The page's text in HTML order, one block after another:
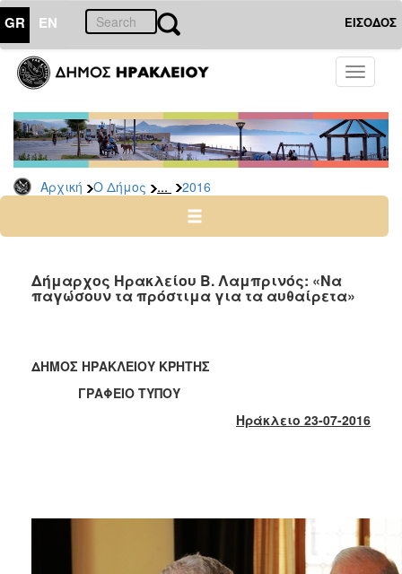
GR EN ΕΙΣΟΔΟΣ
Toggle
Αρχική Ο Δήμος ... 2016
ΔΗΜΟΣ
Δελτία
Τύπου
Αρχείο
2026
2024
2022
2019
2018
Δήμαρχος Ηρακλείου Β. Λαμπρινός: «Να
παγώσουν τα πρόστιμα για τα αυθαίρετα»
ΔΗΜΟΣ ΗΡΑΚΛΕΙΟΥ ΚΡΗΤΗΣ
ΓΡΑΦΕΙΟ ΤΥΠΟΥ
Ηράκλειο 23-07-2016